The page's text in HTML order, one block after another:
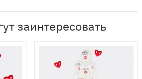
заинтересовать